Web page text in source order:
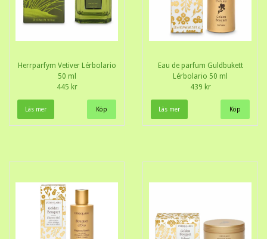
Herrparfym Vetiver Lérbolario
50 ml
445 kr
Läs mer
Eau de parfum Guldbukett
Lérbolario 50 ml
439 kr
Läs mer